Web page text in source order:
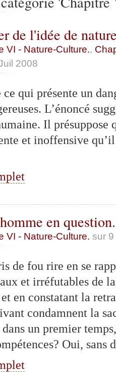
de l'idée de
VI - Nature-Culture.,
2008
qui présente un
L’énoncé
Il présuppose
et inoffensive
en
VI - Nature-Culture. sur
fou rire en se
et irréfutables de
en constatant la
condamnent la
un premier
Oui,